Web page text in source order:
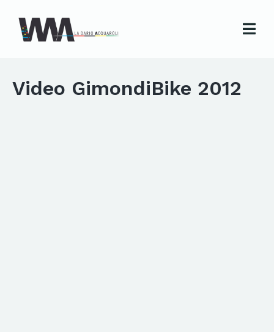
Video GimondiBike 2012